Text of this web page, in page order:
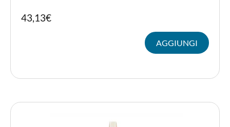
43,13€
AGGIUNGI